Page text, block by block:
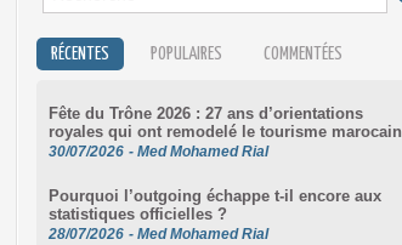
RÉCENTES POPULAIRES COMMENTÉES
Fête du Trône 2026 : 27 ans d’orientations
royales qui ont remodelé le tourisme marocain
30/07/2026 - Med Mohamed Rial
Pourquoi l’outgoing échappe t-il encore aux
statistiques officielles ?
28/07/2026 - Med Mohamed Rial